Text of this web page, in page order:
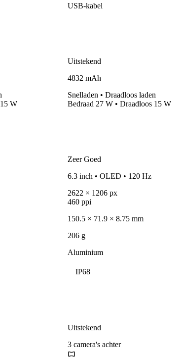
USB-kabel
Uitstekend
4832 mAh
W
Snelladen • Draadloos laden
Bedraad 27 W • Draadloos 15 W
Zeer Goed
6.3 inch • OLED • 120 Hz
2622 × 1206 px
460 ppi
150.5 × 71.9 × 8.75 mm
206 g
Aluminium
IP68
Uitstekend
3 camera's achter